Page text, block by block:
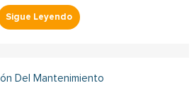
Del Mantenimiento